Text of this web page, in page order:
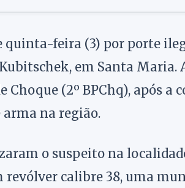
quinta-feira (3) por porte
em Santa Maria.
(2º BPChq), após a
arma na região.
o suspeito na
revólver calibre 38, uma